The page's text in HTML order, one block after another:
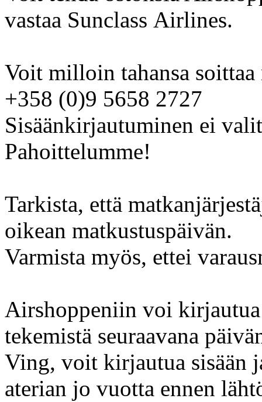
vastaa Sunclass Airlines.
Voit milloin tahansa
+358 (0)9 5658 2727
Sisäänkirjautuminen ei
Pahoittelumme!
Tarkista, että
oikean matkustuspäivän.
Varmista myös, ettei
Airshoppeniin voi
tekemistä seuraavana
Ving, voit kirjautua sisään
aterian jo vuotta ennen